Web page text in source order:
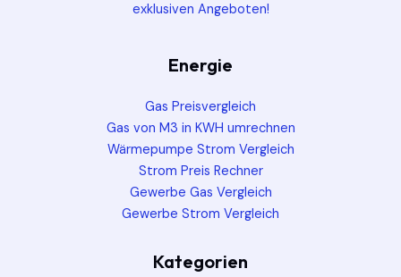
exklusiven Angeboten!
Energie
Gas Preisvergleich
Gas von M3 in KWH umrechnen
Wärmepumpe Strom Vergleich
Strom Preis Rechner
Gewerbe Gas Vergleich
Gewerbe Strom Vergleich
Kategorien